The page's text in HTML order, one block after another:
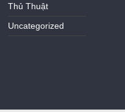
Thủ Thuật
Uncategorized